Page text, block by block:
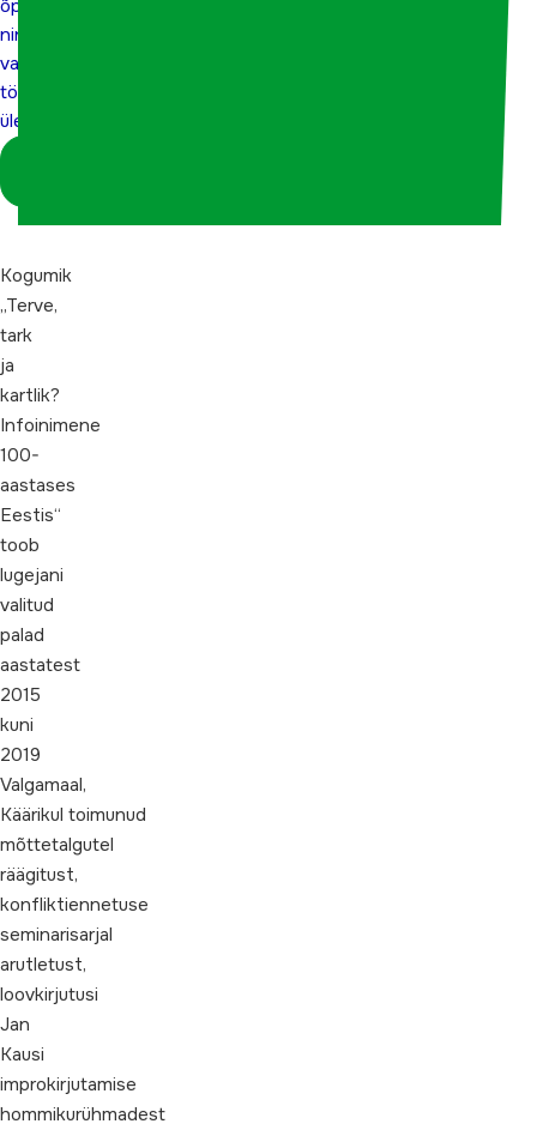
õppe
ning
vabatahtliku
töö
üle
Kogumik
„Terve,
tark
ja
kartlik?
Infoinimene
100-
aastases
Eestis“
toob
lugejani
valitud
palad
aastatest
2015
kuni
2019
Valgamaal,
Käärikul toimunud
mõttetalgutel
räägitust,
konfliktiennetuse
seminarisarjal
arutletust,
loovkirjutusi
Jan
Kausi
improkirjutamise
hommikurühmadest